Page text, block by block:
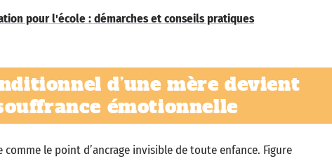
pour l'école : démarches et conseils pratiques
d’une mère devient
émotionnelle
comme le point d’ancrage invisible de toute enfance. Figure